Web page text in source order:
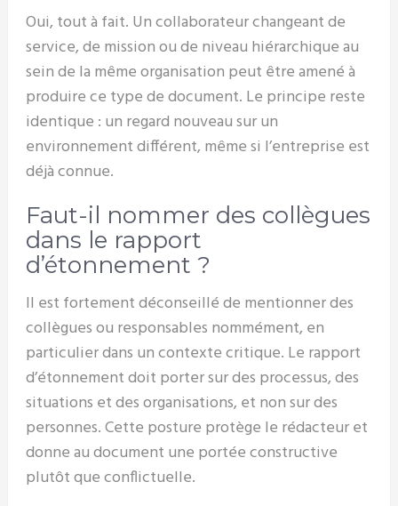
Oui, tout à fait. Un collaborateur changeant de
service, de mission ou de niveau hiérarchique au
sein de la même organisation peut être amené à
produire ce type de document. Le principe reste
identique : un regard nouveau sur un
environnement différent, même si l’entreprise est
déjà connue.
Faut-il nommer des collègues
dans le rapport
d’étonnement ?
Il est fortement déconseillé de mentionner des
collègues ou responsables nommément, en
particulier dans un contexte critique. Le rapport
d’étonnement doit porter sur des processus, des
situations et des organisations, et non sur des
personnes. Cette posture protège le rédacteur et
donne au document une portée constructive
plutôt que conflictuelle.